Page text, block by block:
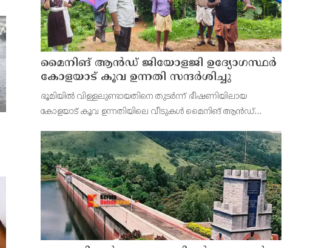
മൈനിങ് ആൻഡ്​ ജിയോളജി ഉദ്യോഗസ്ഥർ
കോളയാട് കൂവ ഉന്നതി സന്ദർശിച്ചു
ഭൂമിയിൽ വിള്ളലുണ്ടായതിനെ തുടർന്ന് ഭീഷണിയിലായ
കോളയാട് കൂവ ഉന്നതിയിലെ വീടുകൾ മൈനിങ് ആൻഡ്
കുടുംബാംഗങ്ങളെ മാറ്റിപ്പാർപ്പിക്കുന്നതിന് അടിയന്തര നടപടി
സ്വീകരിക്കണമ